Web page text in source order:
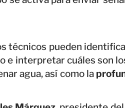
técnicos pueden
e interpretar cuáles son
agua, así como la